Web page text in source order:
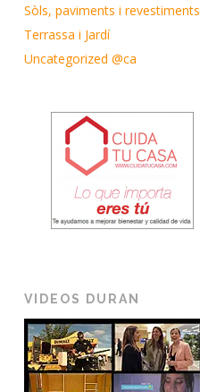
Sòls, paviments i revestiments
Terrassa i Jardí
Uncategorized @ca
VIDEOS DURAN